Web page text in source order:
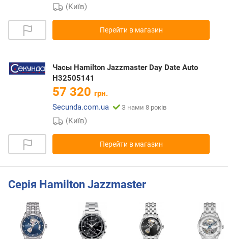
(Київ)
Перейти в магазин
Часы Hamilton Jazzmaster Day Date Auto
H32505141
57 320 грн.
Secunda.com.ua
З нами 8 років
(Київ)
Перейти в магазин
Серія Hamilton Jazzmaster